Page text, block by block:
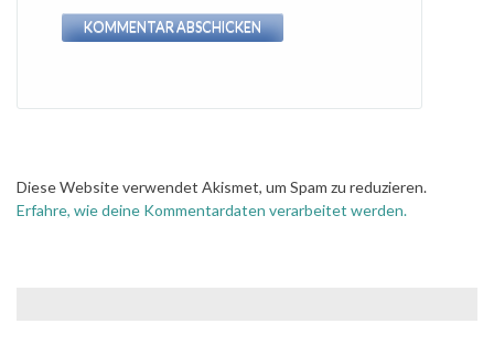
Diese Website verwendet Akismet, um Spam zu reduzieren.
Erfahre, wie deine Kommentardaten verarbeitet werden.